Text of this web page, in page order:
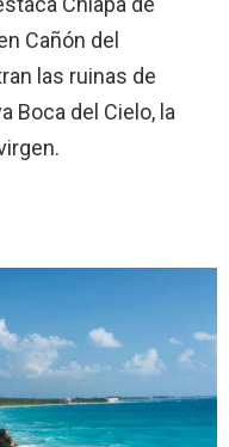
Cañón del
las ruinas de
Boca del Cielo, la